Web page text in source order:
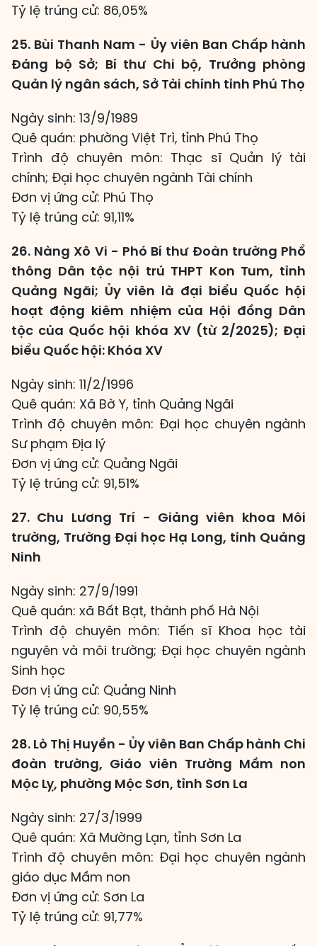
Tỷ lệ trúng cử: 86,05%
25. Bùi Thanh Nam - Ủy viên Ban Chấp hành
Đảng bộ Sở; Bí thư Chi bộ, Trưởng phòng
Quản lý ngân sách, Sở Tài chính tỉnh Phú Thọ
Ngày sinh: 13/9/1989
Quê quán: phường Việt Trì, tỉnh Phú Thọ
Trình độ chuyên môn: Thạc sĩ Quản lý tài
chính; Đại học chuyên ngành Tài chính
Đơn vị ứng cử: Phú Thọ
Tỷ lệ trúng cử: 91,11%
26. Nàng Xô Vi - Phó Bí thư Đoàn trường Phổ
thông Dân tộc nội trú THPT Kon Tum, tỉnh
Quảng Ngãi; Ủy viên là đại biểu Quốc hội
hoạt động kiêm nhiệm của Hội đồng Dân
tộc của Quốc hội khóa XV (từ 2/2025); Đại
biểu Quốc hội: Khóa XV
Ngày sinh: 11/2/1996
Quê quán: Xã Bờ Y, tỉnh Quảng Ngãi
Trình độ chuyên môn: Đại học chuyên ngành
Sư phạm Địa lý
Đơn vị ứng cử: Quảng Ngãi
Tỷ lệ trúng cử: 91,51%
27. Chu Lương Trí - Giảng viên khoa Môi
trường, Trường Đại học Hạ Long, tỉnh Quảng
Ninh
Ngày sinh: 27/9/1991
Quê quán: xã Bất Bạt, thành phố Hà Nội
Trình độ chuyên môn: Tiến sĩ Khoa học tài
nguyên và môi trường; Đại học chuyên ngành
Sinh học
Đơn vị ứng cử: Quảng Ninh
Tỷ lệ trúng cử: 90,55%
28. Lò Thị Huyền - Ủy viên Ban Chấp hành Chi
đoàn trường, Giáo viên Trường Mầm non
Mộc Lỵ, phường Mộc Sơn, tỉnh Sơn La
Ngày sinh: 27/3/1999
Quê quán: Xã Mường Lạn, tỉnh Sơn La
Trình độ chuyên môn: Đại học chuyên ngành
giáo dục Mầm non
Đơn vị ứng cử: Sơn La
Tỷ lệ trúng cử: 91,77%